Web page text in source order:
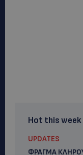
Hot this week
UPDATES
ΦΡΑΓΜΑ